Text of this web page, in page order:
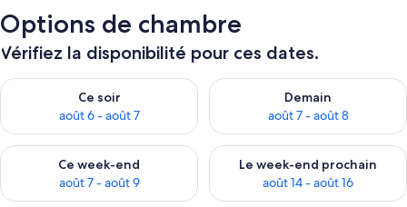
Options de chambre
Vérifiez la disponibilité pour ces dates.
Ce soir
août 6 - août 7
Vérifier la disponibilité pour ce soir août 6 - août 7
Demain
août 7 - août 8
Vérifier la disponibilité pour
Ce week-end
août 7 - août 9
Vérifier la disponibilité pour ce week-end août 7 - août 9
Le week-end prochain
août 14 - août 16
Vérifier la disponibilité pour